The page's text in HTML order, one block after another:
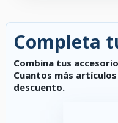
Completa
Combina tus
Cuantos más
descuento.